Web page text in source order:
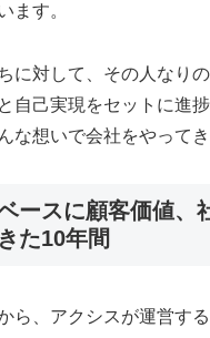
ます。
に対して、その人なりの
自己実現をセットに進
な想いで会社をやってき
ベースに顧客価値、
た10年間
ら、アクシスが運営す